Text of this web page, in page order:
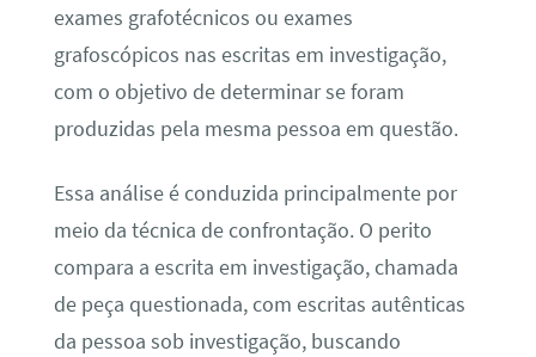
exames grafotécnicos ou exames
grafoscópicos nas escritas em investigação,
com o objetivo de determinar se foram
produzidas pela mesma pessoa em questão.
Essa análise é conduzida principalmente por
meio da técnica de confrontação. O perito
compara a escrita em investigação, chamada
de peça questionada, com escritas autênticas
da pessoa sob investigação, buscando